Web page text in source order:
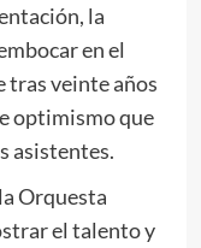
la
en el
tras veinte años
optimismo que
asistentes.
Orquesta
el talento y